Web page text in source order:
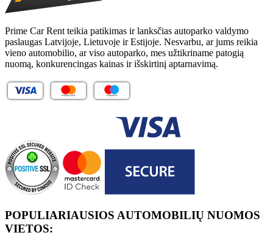
Prime Car Rent teikia patikimas ir lanksčias autoparko valdymo
paslaugas Latvijoje, Lietuvoje ir Estijoje. Nesvarbu, ar jums reikia
vieno automobilio, ar viso autoparko, mes užtikriname patogią
nuomą, konkurencingas kainas ir išskirtinį aptarnavimą.
POPULIARIAUSIOS AUTOMOBILIŲ NUOMOS
VIETOS: